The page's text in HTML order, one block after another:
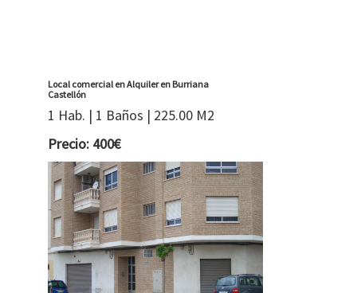
Local comercial en Alquiler en Burriana
Castellón
1 Hab. | 1 Baños | 225.00 M2
Precio: 400€